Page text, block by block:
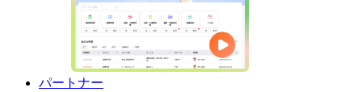
パートナー